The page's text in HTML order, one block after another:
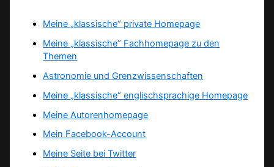
Meine „klassische“ private Homepage
Meine „klassische“ Fachhomepage zu den
Themen
Astronomie und Grenzwissenschaften
Meine „klassische“ englischsprachige Homepage
Meine Autorenhomepage
Mein Facebook-Account
Meine Seite bei Twitter